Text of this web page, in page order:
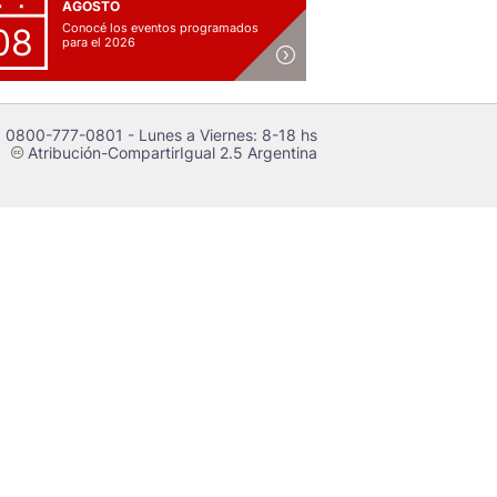
AGOSTO
Conocé los eventos programados
para el 2026
0800-777-0801 - Lunes a Viernes: 8-18 hs
cAtribución-CompartirIgual 2.5 Argentina